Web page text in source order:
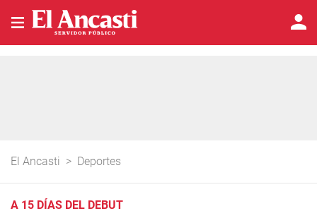
El Ancasti > Deportes
A 15 DÍAS DEL DEBUT